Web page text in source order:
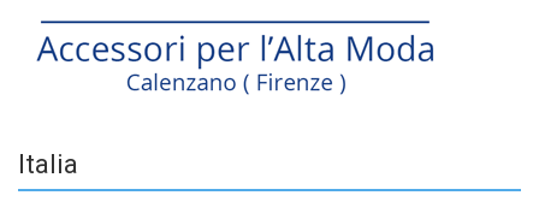
Italia